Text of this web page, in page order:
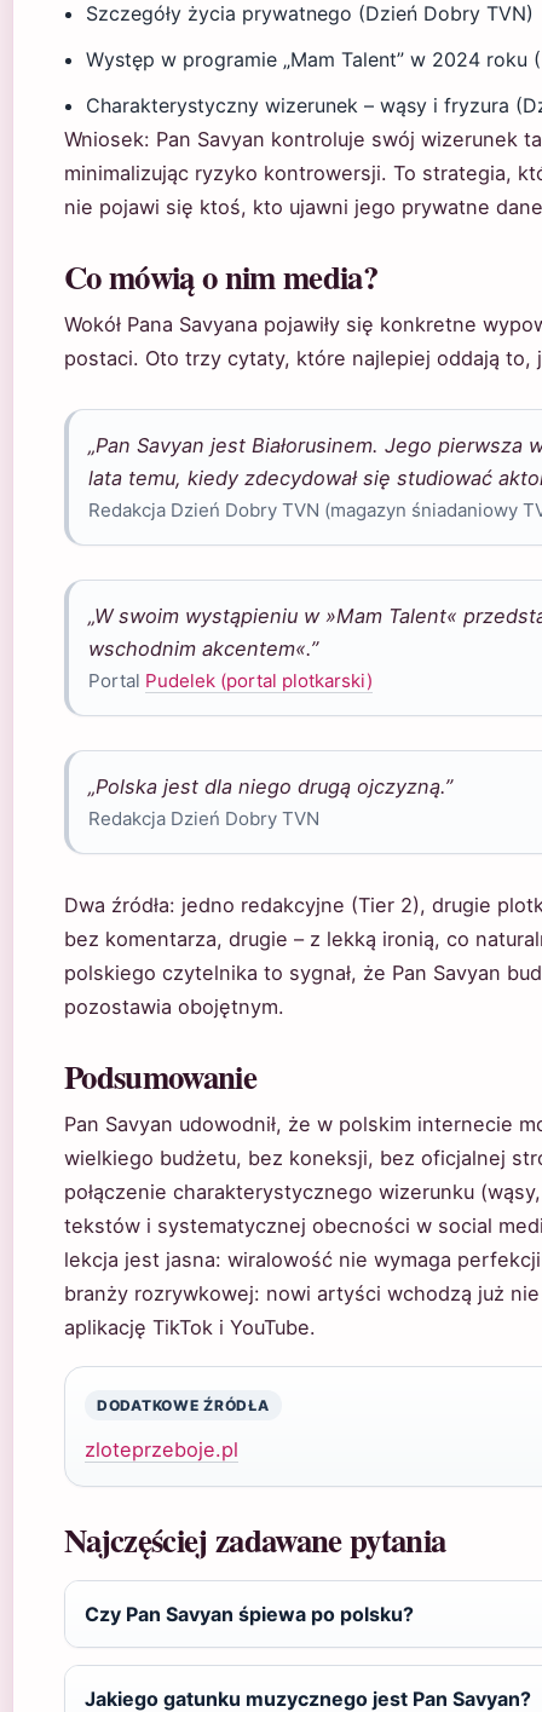
Szczegóły życia prywatnego (Dzień Dobry TVN)
Występ w programie „Mam Talent” w 2024 roku
Charakterystyczny wizerunek – wąsy i fryzura
Wniosek: Pan Savyan kontroluje swój wizerunek
minimalizując ryzyko kontrowersji. To strategia,
nie pojawi się ktoś, kto ujawni jego prywatne
Co mówią o nim media?
Wokół Pana Savyana pojawiły się konkretne
postaci. Oto trzy cytaty, które najlepiej oddają to,
„Pan Savyan jest Białorusinem. Jego pierwsza
lata temu, kiedy zdecydował się studiować
Redakcja Dzień Dobry TVN (magazyn śniadaniowy
„W swoim wystąpieniu w »Mam Talent«
wschodnim akcentem«.”
Portal Pudelek (portal plotkarski)
„Polska jest dla niego drugą ojczyzną.”
Redakcja Dzień Dobry TVN
Dwa źródła: jedno redakcyjne (Tier 2), drugie
bez komentarza, drugie – z lekką ironią, co
polskiego czytelnika to sygnał, że Pan Savyan
pozostawia obojętnym.
Podsumowanie
Pan Savyan udowodnił, że w polskim internecie
wielkiego budżetu, bez koneksji, bez oficjalnej
połączenie charakterystycznego wizerunku
tekstów i systematycznej obecności w social
lekcja jest jasna: wiralowość nie wymaga
branży rozrywkowej: nowi artyści wchodzą już
aplikację TikTok i YouTube.
DODATKOWE ŹRÓDŁA
zloteprzeboje.pl
Najczęściej zadawane pytania
Czy Pan Savyan śpiewa po polsku?
Jakiego gatunku muzycznego jest Pan Savyan?